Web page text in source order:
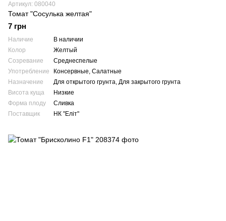
Артикул: 080040
Томат "Сосулька желтая"
7 грн
Наличие
В наличии
Колор
Желтый
Созревание
Среднеспелые
Употребление
Консервные, Салатные
Назначение
Для открытого грунта, Для закрытого грунта
Висота куща
Низкие
Форма плоду
Сливка
Поставщик
НК "Еліт"